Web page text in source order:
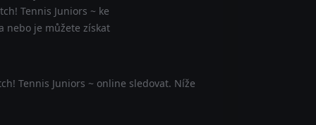
Tennis Juniors ~ ke
nebo je můžete získat
Tennis Juniors ~ online sledovat. Níže